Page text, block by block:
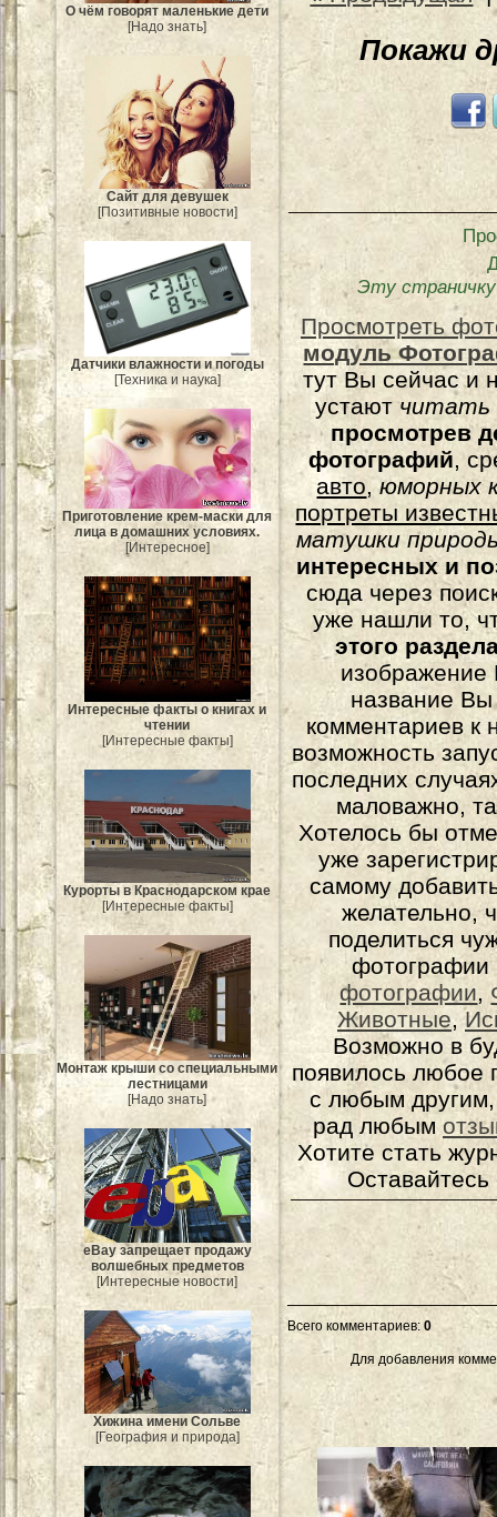
О чём говорят маленькие дети
[Надо знать]
Сайт для девушек
[Позитивные новости]
Датчики влажности и погоды
[Техника и наука]
Приготовление крем-маски для
лица в домашних условиях.
[Интересное]
Интересные факты о книгах и
чтении
[Интересные факты]
Курорты в Краснодарском крае
[Интересные факты]
Монтаж крыши со специальными
лестницами
[Надо знать]
eBay запрещает продажу
волшебных предметов
[Интересные новости]
Хижина имени Сольве
[География и природа]
Покажи
Эту
Просмотреть
модуль
тут Вы сейчас и
устаютчитать
просмотрев
фотографий,
авто,юморных
портреты
матушки
интересных и
сюда через
уже нашли то,
этого
изображение
название
комментариев к
возможность
последних
маловажно,
Хотелось бы
уже
самому
желательно,
поделиться
фотографии
фотографии,
Животные,
Возможно в
появилось любое
с любым
рад любым
Хотите стать
Всего комментариев: 0
Для добавления